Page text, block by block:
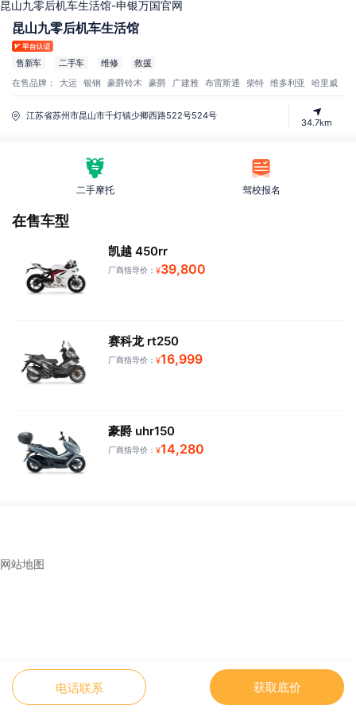
昆山九零后机车生活馆-申银万国官网
昆山九零后机车生活馆
售新车 二手车 维修 救援
在售品牌： 大运 银钢 豪爵铃木 豪爵 广建雅 布雷斯通 柴特 维多利亚 哈里威
江苏省苏州市昆山市千灯镇少卿西路522号524号
34.7km
二手摩托 驾校报名
在售车型
凯越 450rr
厂商指导价： ¥39,800
赛科龙 rt250
厂商指导价： ¥16,999
豪爵 uhr150
厂商指导价： ¥14,280
电话联系 获取底价
网站地图